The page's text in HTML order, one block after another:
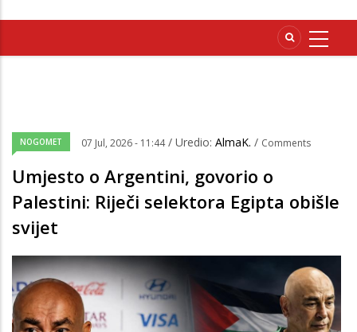
NOGOMET 07 Jul, 2026 - 11:44 / Uredio: AlmaK. / Comments
Umjesto o Argentini, govorio o
Palestini: Riječi selektora Egipta obišle
svijet